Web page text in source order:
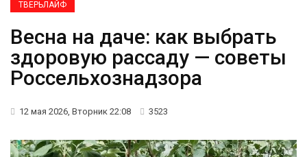
ТВЕРЬЛАЙФ
Весна на даче: как выбрать
здоровую рассаду — советы
Россельхознадзора
12 мая 2026, Вторник 22:08 3523